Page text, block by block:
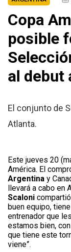
Copa
posible
al debut
El conjunto de
Atlanta.
Este jueves 20
América. El
Argentina y
llevará a cabo en
Scaloni
buen equipo,
entrenador que
estamos bien,
que tiene este
viene”.